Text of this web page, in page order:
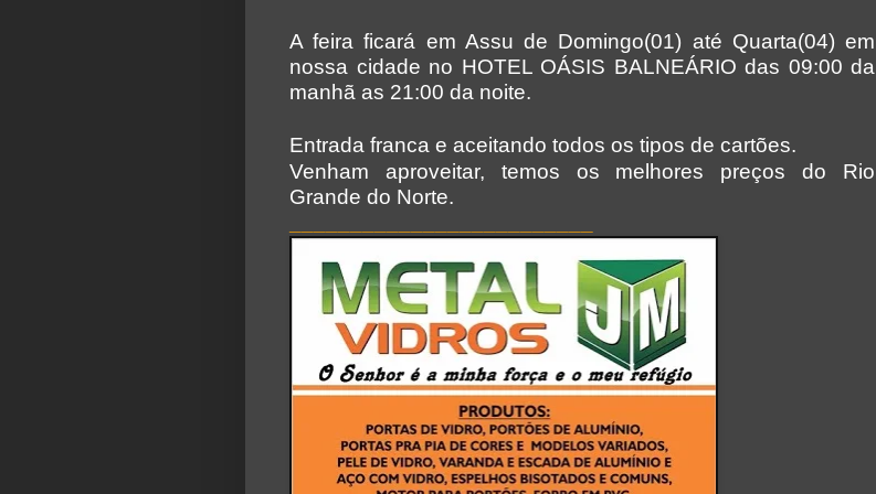
A feira ficará em Assu de Domingo(01) até Quarta(04) em
nossa cidade no HOTEL OÁSIS BALNEÁRIO das 09:00 da
manhã as 21:00 da noite.
Entrada franca e aceitando todos os tipos de cartões.
Venham aproveitar, temos os melhores preços do Rio
Grande do Norte.